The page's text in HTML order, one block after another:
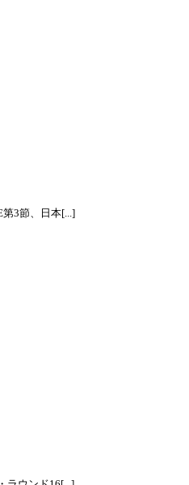
3節、日本[...]